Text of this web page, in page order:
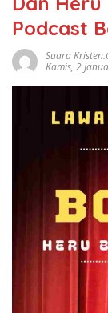
Podcast
Suara
Kamis, 2